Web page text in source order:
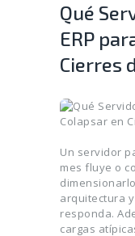
Qué
ERP
Cierres
Un servidor
mes fluye o
arquitectura
responda.
cargas